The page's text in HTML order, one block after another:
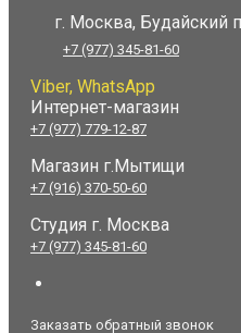
г. Москва, Будайский
+7 (977) 345-81-60
Viber, WhatsApp
Интернет-магазин
+7 (977) 779-12-87
Магазин г.Мытищи
+7 (916) 370-50-60
Студия г. Москва
+7 (977) 345-81-60
Заказать обратный звонок